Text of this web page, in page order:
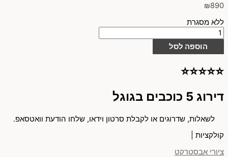
₪890
ללא מסגרת
הוספה לסל
⭐⭐⭐⭐⭐
דירוג 5 כוכבים בגוגל
לשאלות, שדרוגים או לקבלת סרטון וידאו, שלחו הודעת וואטסאפ.
קולקציות |
ציורי אבסטרקט